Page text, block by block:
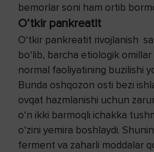
bemorlar soni ham ortib
O‘tkir pankreatit
O‘tkir pankreatit rivojlanish
bo‘lib, barcha etiologik
normal faoliyatining buzilishi
Bunda oshqozon osti bezi
ovqat hazmlanishi uchun
o‘n ikki barmoqli ichakka
o‘zini yemira boshlaydi.
ferment va zaharli moddalar